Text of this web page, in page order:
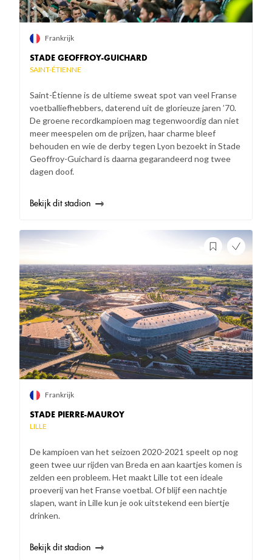
STADE GEOFFROY-GUICHARD
SAINT-ÉTIENNE
Saint-Étienne is de ultieme sweat spot van veel Franse
voetballiefhebbers, daterend uit de glorieuze jaren ’70.
De groene recordkampioen mag tegenwoordig dan niet
meer meespelen om de prijzen, haar charme bleef
behouden en wie de derby tegen Lyon bezoekt in Stade
Geoffroy-Guichard is daarna gegarandeerd nog twee
dagen doof.
Frankrijk
Bekijk dit stadion
STADE PIERRE-MAUROY
LILLE
De kampioen van het seizoen 2020-2021 speelt op nog
geen twee uur rijden van Breda en aan kaartjes komen is
zelden een probleem. Het maakt Lille tot een ideale
proeverij van het Franse voetbal. Of blijf een nachtje
slapen, want in Lille kun je ook uitstekend een biertje
drinken.
Frankrijk
Bekijk dit stadion